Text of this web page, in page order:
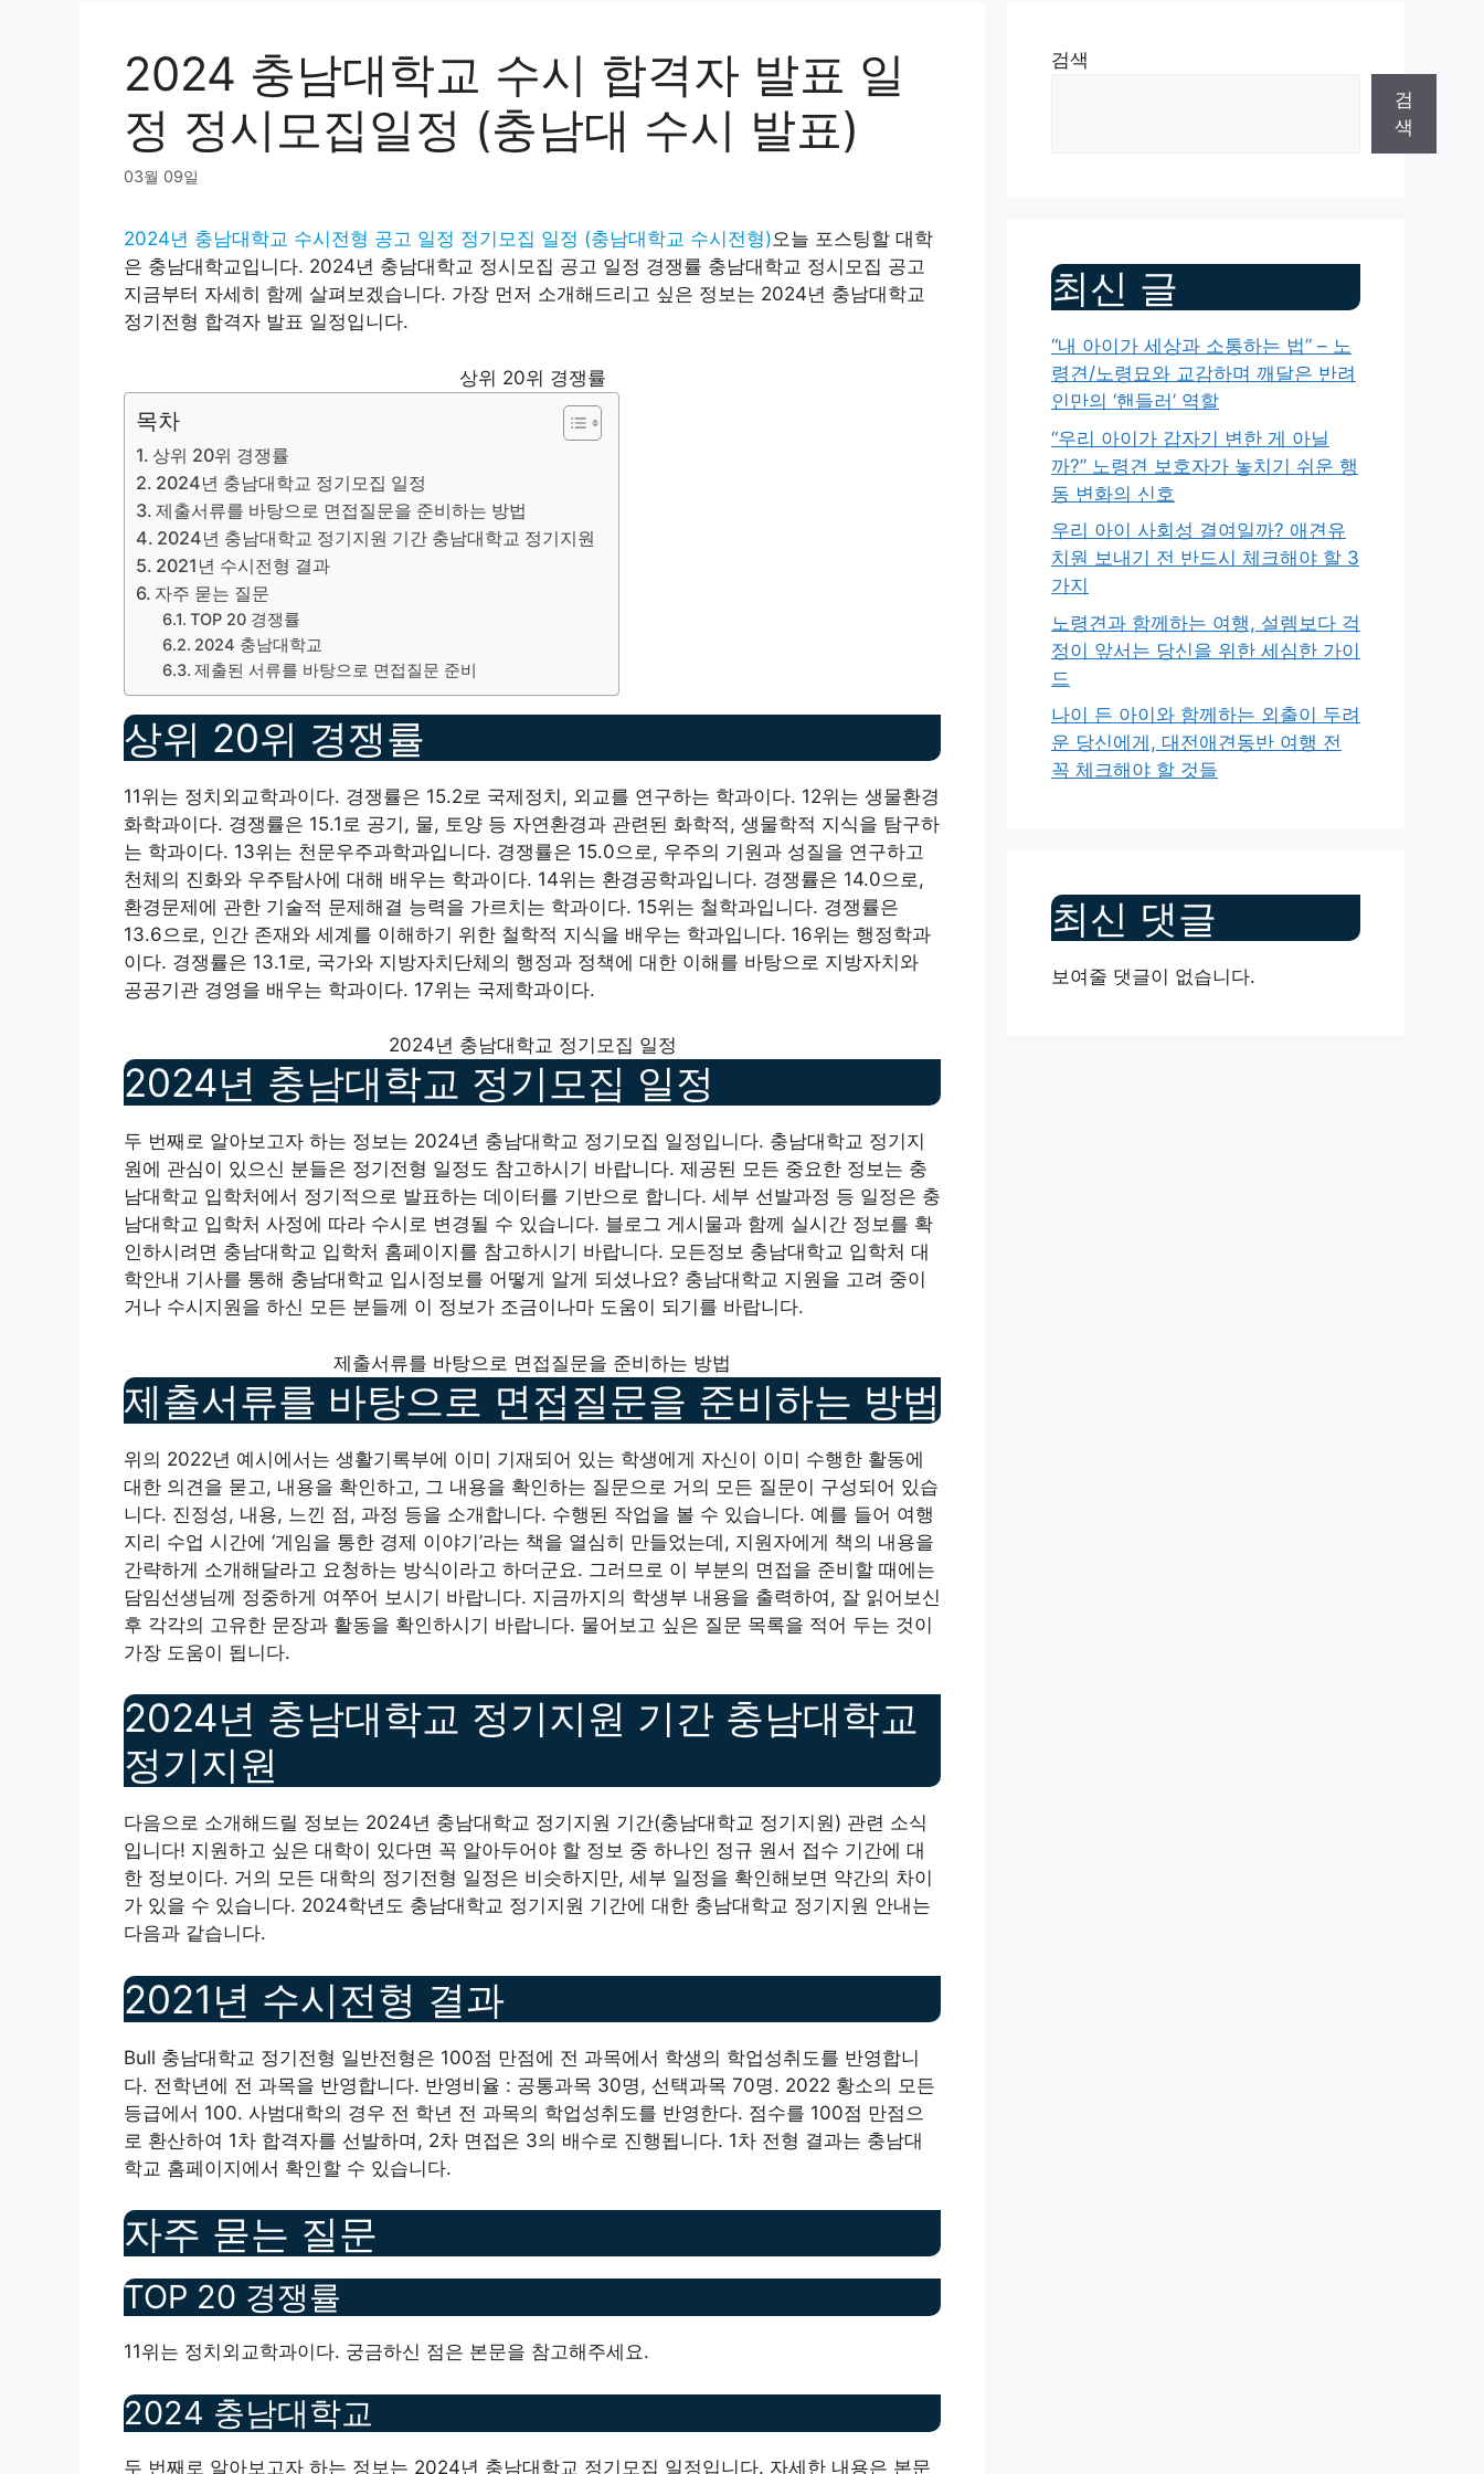
2024 충남대학교 수시 합격자 발표 일
정 정시모집일정 (충남대 수시 발표)
03월 09일
2024년 충남대학교 수시전형 공고 일정 정기모집 일정 (충남대학교 수시전형)오늘 포스팅할 대학
은 충남대학교입니다. 2024년 충남대학교 정시모집 공고 일정 경쟁률 충남대학교 정시모집 공고
지금부터 자세히 함께 살펴보겠습니다. 가장 먼저 소개해드리고 싶은 정보는 2024년 충남대학교
정기전형 합격자 발표 일정입니다.
상위 20위 경쟁률
목차
상위 20위 경쟁률
2024년 충남대학교 정기모집 일정
제출서류를 바탕으로 면접질문을 준비하는 방법
2024년 충남대학교 정기지원 기간 충남대학교 정기지원
2021년 수시전형 결과
자주 묻는 질문
TOP 20 경쟁률
2024 충남대학교
제출된 서류를 바탕으로 면접질문 준비
상위 20위 경쟁률
11위는 정치외교학과이다. 경쟁률은 15.2로 국제정치, 외교를 연구하는 학과이다. 12위는 생물환경
화학과이다. 경쟁률은 15.1로 공기, 물, 토양 등 자연환경과 관련된 화학적, 생물학적 지식을 탐구하
는 학과이다. 13위는 천문우주과학과입니다. 경쟁률은 15.0으로, 우주의 기원과 성질을 연구하고
천체의 진화와 우주탐사에 대해 배우는 학과이다. 14위는 환경공학과입니다. 경쟁률은 14.0으로,
환경문제에 관한 기술적 문제해결 능력을 가르치는 학과이다. 15위는 철학과입니다. 경쟁률은
13.6으로, 인간 존재와 세계를 이해하기 위한 철학적 지식을 배우는 학과입니다. 16위는 행정학과
이다. 경쟁률은 13.1로, 국가와 지방자치단체의 행정과 정책에 대한 이해를 바탕으로 지방자치와
공공기관 경영을 배우는 학과이다. 17위는 국제학과이다.
2024년 충남대학교 정기모집 일정
2024년 충남대학교 정기모집 일정
두 번째로 알아보고자 하는 정보는 2024년 충남대학교 정기모집 일정입니다. 충남대학교 정기지
원에 관심이 있으신 분들은 정기전형 일정도 참고하시기 바랍니다. 제공된 모든 중요한 정보는 충
남대학교 입학처에서 정기적으로 발표하는 데이터를 기반으로 합니다. 세부 선발과정 등 일정은 충
남대학교 입학처 사정에 따라 수시로 변경될 수 있습니다. 블로그 게시물과 함께 실시간 정보를 확
인하시려면 충남대학교 입학처 홈페이지를 참고하시기 바랍니다. 모든정보 충남대학교 입학처 대
학안내 기사를 통해 충남대학교 입시정보를 어떻게 알게 되셨나요? 충남대학교 지원을 고려 중이
거나 수시지원을 하신 모든 분들께 이 정보가 조금이나마 도움이 되기를 바랍니다.
제출서류를 바탕으로 면접질문을 준비하는 방법
제출서류를 바탕으로 면접질문을 준비하는 방법
위의 2022년 예시에서는 생활기록부에 이미 기재되어 있는 학생에게 자신이 이미 수행한 활동에
대한 의견을 묻고, 내용을 확인하고, 그 내용을 확인하는 질문으로 거의 모든 질문이 구성되어 있습
니다. 진정성, 내용, 느낀 점, 과정 등을 소개합니다. 수행된 작업을 볼 수 있습니다. 예를 들어 여행
지리 수업 시간에 ‘게임을 통한 경제 이야기’라는 책을 열심히 만들었는데, 지원자에게 책의 내용을
간략하게 소개해달라고 요청하는 방식이라고 하더군요. 그러므로 이 부분의 면접을 준비할 때에는
담임선생님께 정중하게 여쭈어 보시기 바랍니다. 지금까지의 학생부 내용을 출력하여, 잘 읽어보신
후 각각의 고유한 문장과 활동을 확인하시기 바랍니다. 물어보고 싶은 질문 목록을 적어 두는 것이
가장 도움이 됩니다.
2024년 충남대학교 정기지원 기간 충남대학교
정기지원
다음으로 소개해드릴 정보는 2024년 충남대학교 정기지원 기간(충남대학교 정기지원) 관련 소식
입니다! 지원하고 싶은 대학이 있다면 꼭 알아두어야 할 정보 중 하나인 정규 원서 접수 기간에 대
한 정보이다. 거의 모든 대학의 정기전형 일정은 비슷하지만, 세부 일정을 확인해보면 약간의 차이
가 있을 수 있습니다. 2024학년도 충남대학교 정기지원 기간에 대한 충남대학교 정기지원 안내는
다음과 같습니다.
2021년 수시전형 결과
Bull 충남대학교 정기전형 일반전형은 100점 만점에 전 과목에서 학생의 학업성취도를 반영합니
다. 전학년에 전 과목을 반영합니다. 반영비율 : 공통과목 30명, 선택과목 70명. 2022 황소의 모든
등급에서 100. 사범대학의 경우 전 학년 전 과목의 학업성취도를 반영한다. 점수를 100점 만점으
로 환산하여 1차 합격자를 선발하며, 2차 면접은 3의 배수로 진행됩니다. 1차 전형 결과는 충남대
학교 홈페이지에서 확인할 수 있습니다.
자주 묻는 질문
TOP 20 경쟁률
11위는 정치외교학과이다. 궁금하신 점은 본문을 참고해주세요.
2024 충남대학교
두 번째로 알아보고자 하는 정보는 2024년 충남대학교 정기모집 일정입니다. 자세한 내용은 본문
검색
검
색
최신 글
“내 아이가 세상과 소통하는 법” – 노
령견/노령묘와 교감하며 깨달은 반려
인만의 ‘핸들러’ 역할
“우리 아이가 갑자기 변한 게 아닐
까?” 노령견 보호자가 놓치기 쉬운 행
동 변화의 신호
우리 아이 사회성 결여일까? 애견유
치원 보내기 전 반드시 체크해야 할 3
가지
노령견과 함께하는 여행, 설렘보다 걱
정이 앞서는 당신을 위한 세심한 가이
드
나이 든 아이와 함께하는 외출이 두려
운 당신에게, 대전애견동반 여행 전
꼭 체크해야 할 것들
최신 댓글
보여줄 댓글이 없습니다.